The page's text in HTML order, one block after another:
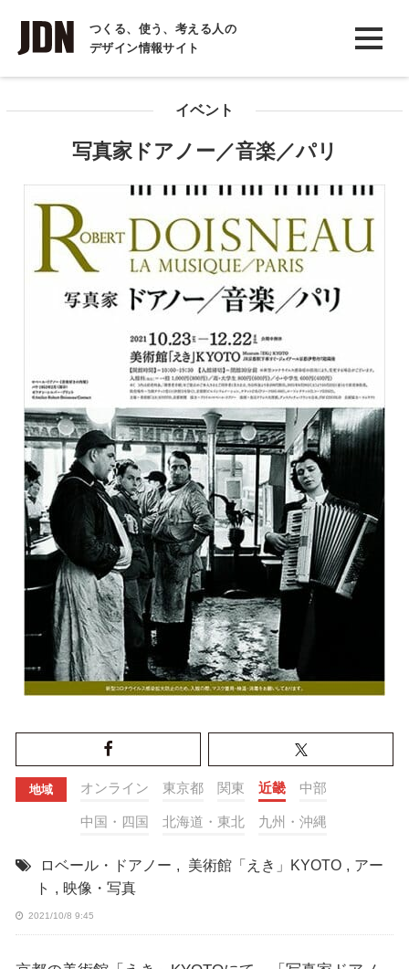
つくる、使う、考える人の
デザイン情報サイト
INTERVIEW
インタビュー
コラム
イベント
写真家ドアノー／音楽／パリ
地域 オンライン 東京都 関東 近畿 中部
中国・四国 北海道・東北 九州・沖縄
ロベール・ドアノー , 美術館「えき」KYOTO , アー
ト , 映像・写真
2021/10/8 9:45